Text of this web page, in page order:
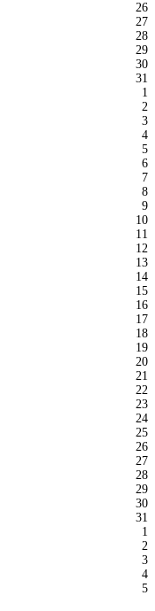
26
27
28
29
30
31
1
2
3
4
5
6
7
8
9
10
11
12
13
14
15
16
17
18
19
20
21
22
23
24
25
26
27
28
29
30
31
1
2
3
4
5